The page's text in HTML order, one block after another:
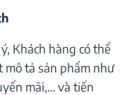
Khách hàng có thể
mô tả sản phẩm như
mãi,… và tiến